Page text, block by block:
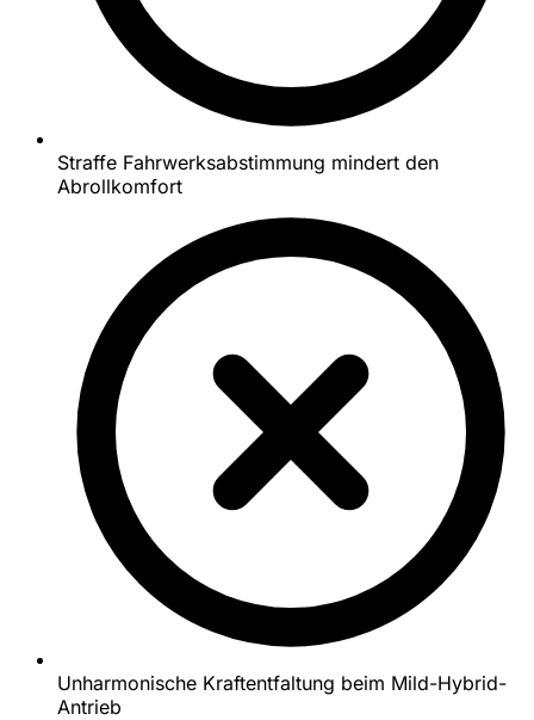
Straffe Fahrwerksabstimmung mindert den
Abrollkomfort
Unharmonische Kraftentfaltung beim Mild-Hybrid-
Antrieb